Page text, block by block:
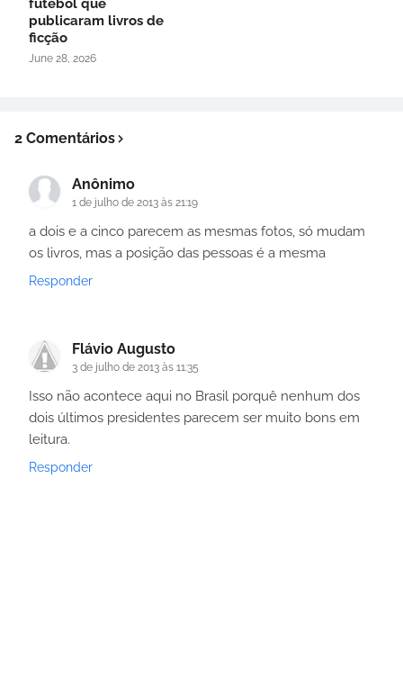
futebol que
publicaram livros de
ficção
June 28, 2026
2 Comentários
Anônimo
1 de julho de 2013 às 21:19
a dois e a cinco parecem as mesmas fotos, só mudam
os livros, mas a posição das pessoas é a mesma
Responder
Flávio Augusto
3 de julho de 2013 às 11:35
Isso não acontece aqui no Brasil porquê nenhum dos
dois últimos presidentes parecem ser muito bons em
leitura.
Responder